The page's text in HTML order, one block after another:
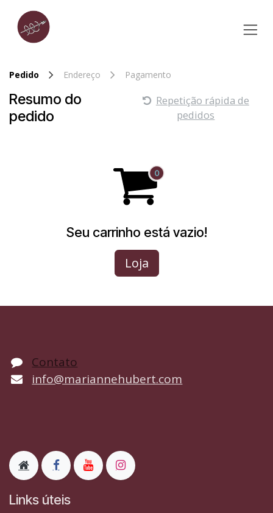
Pular para o conteúdo
Pedido Endereço Pagamento
Resumo do
pedido
Repetição rápida de
pedidos
Seu carrinho está vazio!
Loja
Contato
info@mariannehubert.com
Links úteis